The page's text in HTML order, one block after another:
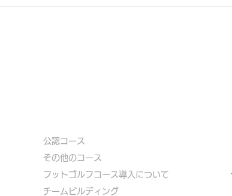
公認コース
​その他のコース
​ フットゴルフコース導入について
​チームビルディング